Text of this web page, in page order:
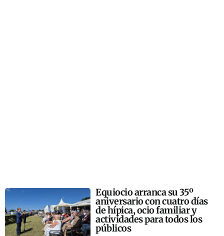
Equiocio arranca su 35º
aniversario con cuatro días
de hípica, ocio familiar y
actividades para todos los
públicos